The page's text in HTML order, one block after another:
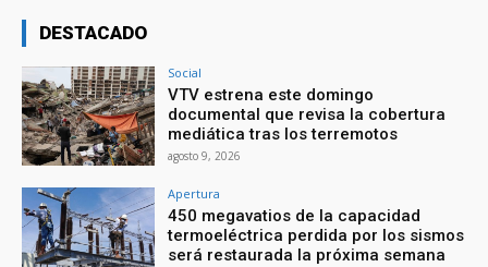
DESTACADO
Social
VTV estrena este domingo
documental que revisa la cobertura
mediática tras los terremotos
agosto 9, 2026
Apertura
450 megavatios de la capacidad
termoeléctrica perdida por los sismos
será restaurada la próxima semana